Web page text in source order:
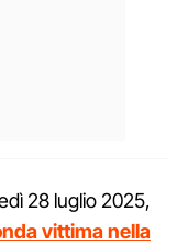
28 luglio 2025,
vittima nella